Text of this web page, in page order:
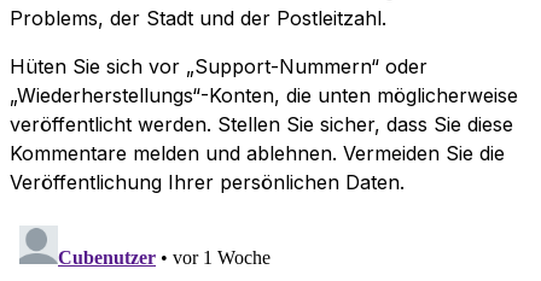
Problems, der Stadt und der Postleitzahl.
Hüten Sie sich vor „Support-Nummern“ oder
„Wiederherstellungs“-Konten, die unten möglicherweise
veröffentlicht werden. Stellen Sie sicher, dass Sie diese
Kommentare melden und ablehnen. Vermeiden Sie die
Veröffentlichung Ihrer persönlichen Daten.